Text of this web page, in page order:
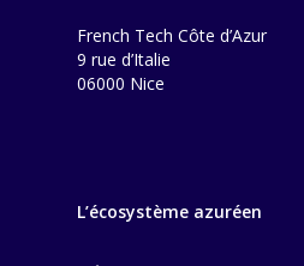
French Tech Côte d’Azur
9 rue d’Italie
06000 Nice
L’écosystème azuréen